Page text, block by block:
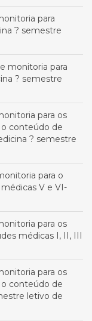
para
? semestre
monitoria para
? semestre
para os
conteúdo de
? semestre
para o
V e VI-
para os
médicas I, II, III
para os
conteúdo de
letivo de